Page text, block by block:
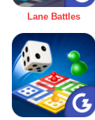
Lane Battles